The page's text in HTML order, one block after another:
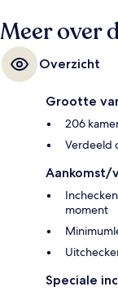
Meer over
Overzicht
Grootte
206
Verdeeld
Aankomst/
moment
Speciale